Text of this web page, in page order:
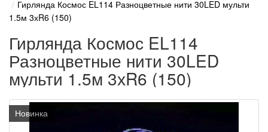
Гирлянда Космос EL114 Разноцветные нити 30LED мульти
1.5м 3хR6 (150)
Гирлянда Космос EL114
Разноцветные нити 30LED
мульти 1.5м 3хR6 (150)
Новинка